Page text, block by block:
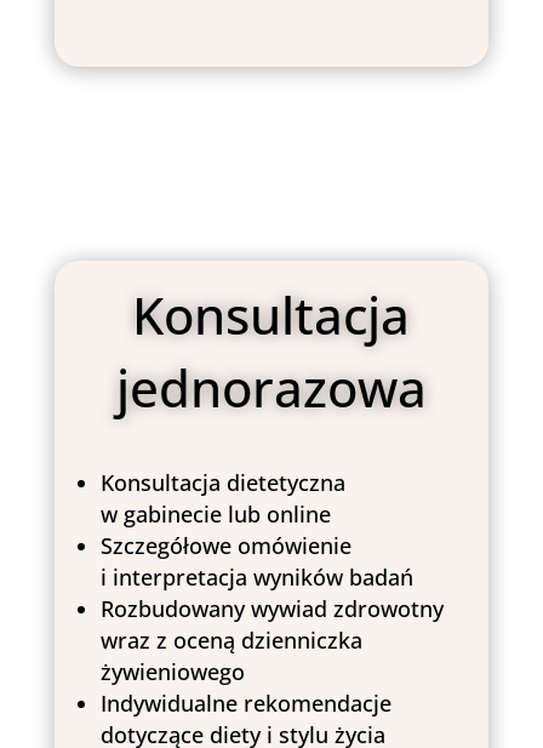
Konsultacja
jednorazowa
Konsultacja dietetyczna
w gabinecie lub online
Szczegółowe omówienie
i interpretacja wyników badań
Rozbudowany wywiad zdrowotny
wraz z oceną dzienniczka
żywieniowego
Indywidualne rekomendacje
dotyczące diety i stylu życia